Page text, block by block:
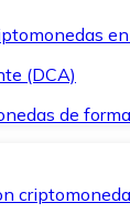
(DCA)
de